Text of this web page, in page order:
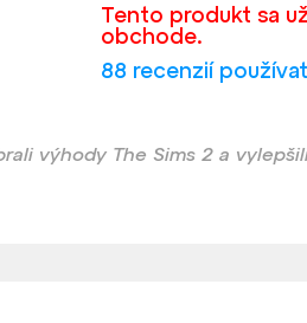
Tento produkt sa
obchode.
88 recenzií
výhody The Sims 2 a